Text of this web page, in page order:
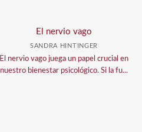
El nervio vago
SANDRA HINTINGER
El nervio vago juega un papel crucial en
nuestro bienestar psicológico. Si la fu...